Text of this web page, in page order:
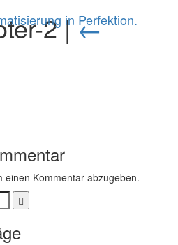
2| ←
einen Kommentar abzugeben.